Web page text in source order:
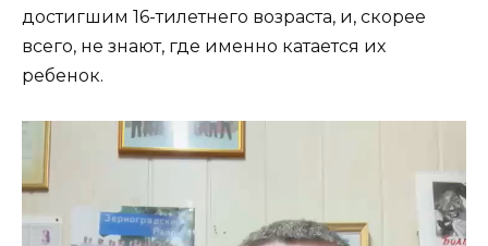
достигшим 16-тилетнего возраста, и, скорее
всего, не знают, где именно катается их
ребенок.